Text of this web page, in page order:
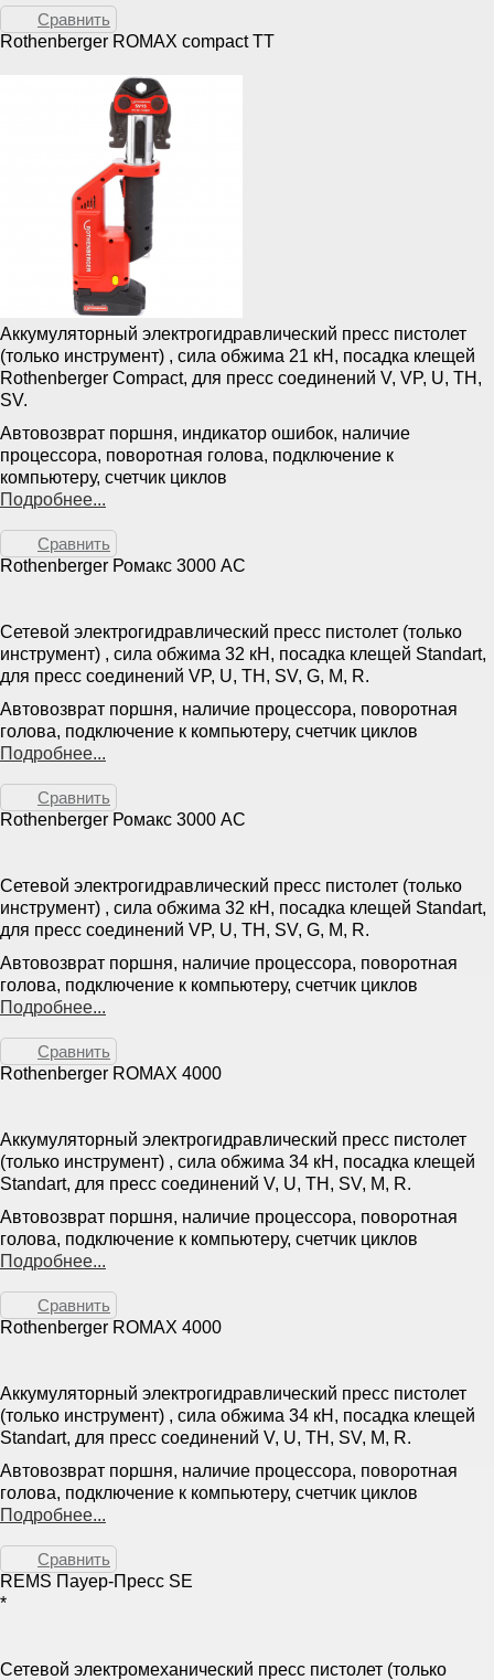
Сравнить
Rothenberger ROMAX compact TT
Аккумуляторный электрогидравлический пресс пистолет
(только инструмент) , сила обжима 21 кН, посадка клещей
Rothenberger Compact, для пресс соединений V, VP, U, TH,
SV.
Автовозврат поршня, индикатор ошибок, наличие
процессора, поворотная голова, подключение к
компьютеру, счетчик циклов
Подробнее...
Сравнить
Rothenberger Ромакс 3000 AC
Сетевой электрогидравлический пресс пистолет (только
инструмент) , сила обжима 32 кН, посадка клещей Standart,
для пресс соединений VP, U, TH, SV, G, M, R.
Автовозврат поршня, наличие процессора, поворотная
голова, подключение к компьютеру, счетчик циклов
Подробнее...
Сравнить
Rothenberger Ромакс 3000 AC
Сетевой электрогидравлический пресс пистолет (только
инструмент) , сила обжима 32 кН, посадка клещей Standart,
для пресс соединений VP, U, TH, SV, G, M, R.
Автовозврат поршня, наличие процессора, поворотная
голова, подключение к компьютеру, счетчик циклов
Подробнее...
Сравнить
Rothenberger ROMAX 4000
Аккумуляторный электрогидравлический пресс пистолет
(только инструмент) , сила обжима 34 кН, посадка клещей
Standart, для пресс соединений V, U, TH, SV, M, R.
Автовозврат поршня, наличие процессора, поворотная
голова, подключение к компьютеру, счетчик циклов
Подробнее...
Сравнить
Rothenberger ROMAX 4000
Аккумуляторный электрогидравлический пресс пистолет
(только инструмент) , сила обжима 34 кН, посадка клещей
Standart, для пресс соединений V, U, TH, SV, M, R.
Автовозврат поршня, наличие процессора, поворотная
голова, подключение к компьютеру, счетчик циклов
Подробнее...
Сравнить
REMS Пауер-Пресс SE
*
Сетевой электромеханический пресс пистолет (только